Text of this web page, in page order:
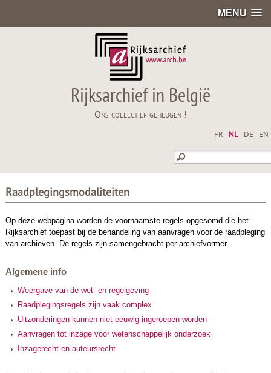
MENU
Rijksarchief in België
Ons collectief geheugen !
FR NL| DE EN
Raadplegingsmodaliteiten
Op deze webpagina worden de voornaamste regels opgesomd die het
Rijksarchief toepast bij de behandeling van aanvragen voor de raadpleging
van archieven. De regels zijn samengebracht per archiefvormer.
Algemene info
Weergave van de wet- en regelgeving
Raadplegingsregels zijn vaak complex
Uitzonderingen kunnen niet eeuwig ingeroepen worden
Aanvragen tot inzage voor wetenschappelijk onderzoek
Inzagerecht en auteursrecht